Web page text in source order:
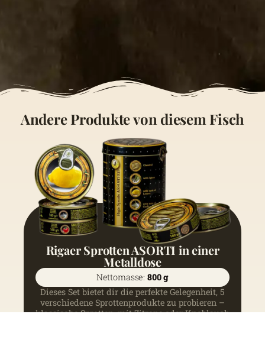
Andere Produkte von diesem Fisch
Rigaer Sprotten ASORTI in einer
Metalldose
Nettomasse: 800 g
Dieses Set bietet dir die perfekte Gelegenheit, 5
verschiedene Sprottenprodukte zu probieren –
klassische Sprotten, mit Zitrone oder Knoblauch